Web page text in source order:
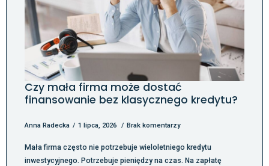
Czy mała firma może dostać
finansowanie bez klasycznego kredytu?
Anna Radecka 1 lipca, 2026 Brak komentarzy
Mała firma często nie potrzebuje wieloletniego kredytu
inwestycyjnego. Potrzebuje pieniędzy na czas. Na zapłatę